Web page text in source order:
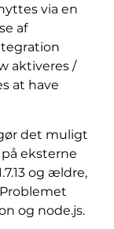
via en
af
aktiveres /
at have
det muligt
eksterne
og ældre,
og node.js.